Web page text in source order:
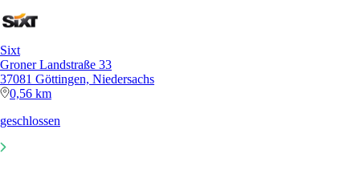
Sixt
Groner Landstraße 33
37081 Göttingen, Niedersachs
0,56 km
geschlossen